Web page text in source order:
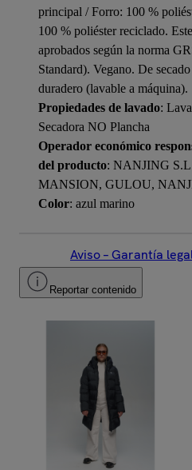
principal / Forro: 100 %
100 % poliéster reciclado.
aprobados según la norma
Standard). Vegano. De
duradero (lavable a máquina).
Propiedades de lavado:
Secadora NO Plancha
Operador económico
del producto: NANJING
MANSION, GULOU,
Color: azul marino
Aviso – Garantía
Reportar contenido